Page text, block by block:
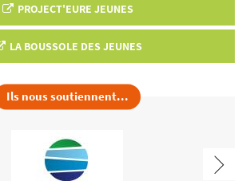
PROJECT'EURE JEUNES
LA BOUSSOLE DES JEUNES
Ils nous soutiennent...